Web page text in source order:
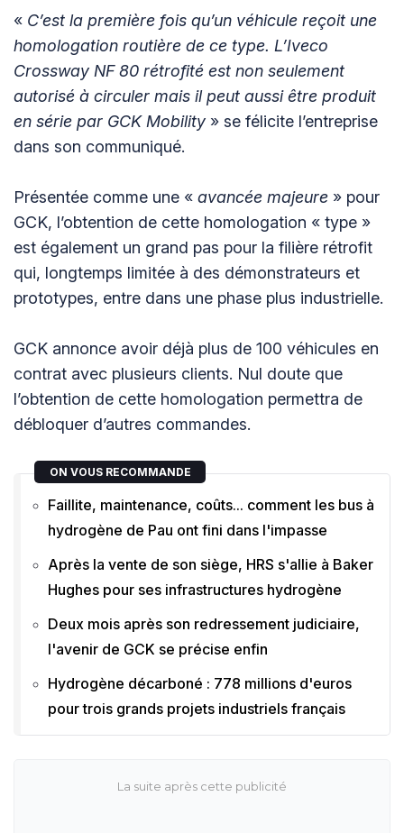
« C’est la première fois qu’un véhicule reçoit une
homologation routière de ce type. L’Iveco
Crossway NF 80 rétrofité est non seulement
autorisé à circuler mais il peut aussi être produit
en série par GCK Mobility » se félicite l’entreprise
dans son communiqué.
Présentée comme une « avancée majeure » pour
GCK, l’obtention de cette homologation « type »
est également un grand pas pour la filière rétrofit
qui, longtemps limitée à des démonstrateurs et
prototypes, entre dans une phase plus industrielle.
GCK annonce avoir déjà plus de 100 véhicules en
contrat avec plusieurs clients. Nul doute que
l’obtention de cette homologation permettra de
débloquer d’autres commandes.
ON VOUS RECOMMANDE
Faillite, maintenance, coûts... comment les bus à
hydrogène de Pau ont fini dans l'impasse
Après la vente de son siège, HRS s'allie à Baker
Hughes pour ses infrastructures hydrogène
Deux mois après son redressement judiciaire,
l'avenir de GCK se précise enfin
Hydrogène décarboné : 778 millions d'euros
pour trois grands projets industriels français